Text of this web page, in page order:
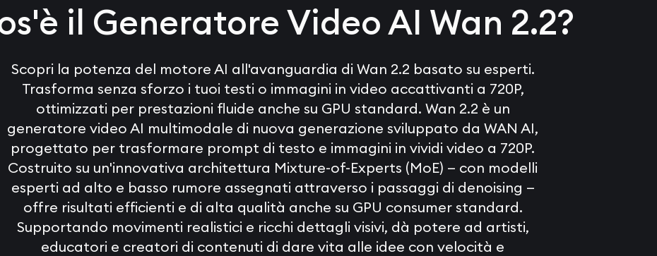
il Generatore Video AI Wan 2.2?
Scopri la potenza del motore AI all'avanguardia di Wan 2.2 basato su esperti.
Trasforma senza sforzo i tuoi testi o immagini in video accattivanti a 720P,
ottimizzati per prestazioni fluide anche su GPU standard. Wan 2.2 è un
generatore video AI multimodale di nuova generazione sviluppato da WAN AI,
progettato per trasformare prompt di testo e immagini in vividi video a 720P.
Costruito su un'innovativa architettura Mixture-of-Experts (MoE) — con modelli
esperti ad alto e basso rumore assegnati attraverso i passaggi di denoising —
offre risultati efficienti e di alta qualità anche su GPU consumer standard.
Supportando movimenti realistici e ricchi dettagli visivi, dà potere ad artisti,
educatori e creatori di contenuti di dare vita alle idee con velocità e